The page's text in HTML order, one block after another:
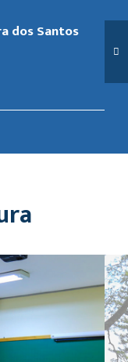
dos Santos